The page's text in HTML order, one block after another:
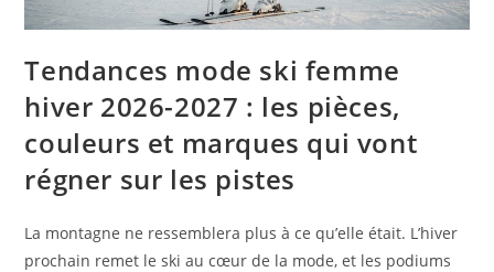
Tendances mode ski femme
hiver 2026-2027 : les pièces,
couleurs et marques qui vont
régner sur les pistes
La montagne ne ressemblera plus à ce qu’elle était. L’hiver
prochain remet le ski au cœur de la mode, et les podiums